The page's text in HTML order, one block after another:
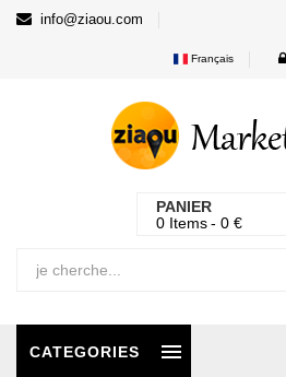
info@ziaou.com
Français
PANIER
0 Items 0 €
CATEGORIES